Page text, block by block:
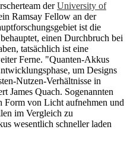
derUniversity of
Ramsay Fellow an der
ist die
einen Durchbruch bei
tatsächlich ist eine
Ferne. "Quanten-Akkus
um Designs
Nutzen-Verhältnisse in
James Quach. Sogenannten
Form von Licht aufnehmen und
im Vergleich zu
wesentlich schneller laden